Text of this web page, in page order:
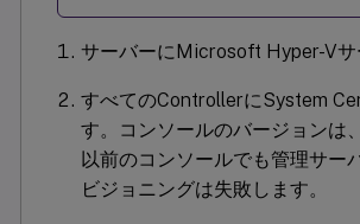
サーバーにMicrosoft Hyper-Vサ
すべてのControllerにSystem
す。コンソールのバージョンは
以前のコンソールでも管理サー
ビジョニングは失敗します。